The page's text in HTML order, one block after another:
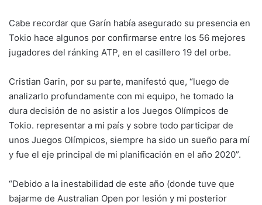
Cabe recordar que Garín había asegurado su presencia en
Tokio hace algunos por confirmarse entre los 56 mejores
jugadores del ránking ATP, en el casillero 19 del orbe.
Cristian Garin, por su parte, manifestó que, “luego de
analizarlo profundamente con mi equipo, he tomado la
dura decisión de no asistir a los Juegos Olímpicos de
Tokio. representar a mi país y sobre todo participar de
unos Juegos Olímpicos, siempre ha sido un sueño para mí
y fue el eje principal de mi planificación en el año 2020”.
“Debido a la inestabilidad de este año (donde tuve que
bajarme de Australian Open por lesión y mi posterior